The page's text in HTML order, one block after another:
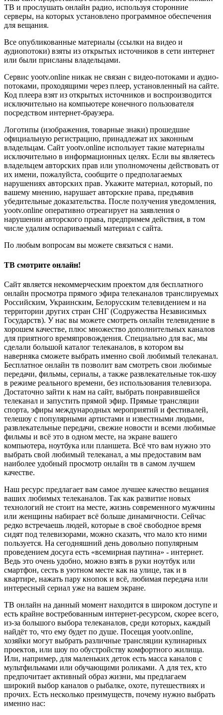
ТВ и прослушать онлайн радио, используя сторонние
серверы, на которых установлено программное обеспечения
для вещания.
Все опубликованные материалы (ссылки на видео и
аудиопотоки) взяты из открытых источников в сети интернет
или были присланы владельцами.
Сервис yootv.online никак не связан с видео-потоками и аудио-
потоками, проходящими через плеер, установленный на сайте.
Код плеера взят из открытых источников и воспроизводится
исключительно на компьютере конечного пользователя
посредством интернет-браузера.
Логотипы (изображения, товарные знаки) прошедшие
официальную регистрацию, принадлежат их законным
владельцам. Сайт yootv.online использует такие материалы
исключительно в информационных целях. Если вы являетесь
владельцем авторских прав или уполномочены действовать от
их имени, пожалуйста, сообщите о предполагаемых
нарушениях авторских прав. Укажите материал, который, по
вашему мнению, нарушает авторские права, предъявив
убедительные доказательства. После получения уведомления,
yootv.online оперативно отреагирует на заявления о
нарушении авторского права, предпримем действия, в том
числе удалим оспариваемый материал с сайта.
По любым вопросам вы можете связаться с нами.
ТВ смотрите онлайн!
Сайт является некоммерческим проектом для бесплатного
онлайн просмотра прямого эфира телеканалов транслируемых
Российским, Украинским, Белорусским телевидением и на
территории других стран СНГ (Содружества Независимых
Государств). У нас вы можете смотреть онлайн телевидение в
хорошем качестве, плюс множество дополнительных каналов
для приятного времяпровождения. Специально для вас, мы
сделали большой каталог телеканалов, в котором вы
наверняка сможете выбрать именно свой любимый телеканал.
Бесплатное онлайн тв позволит вам смотреть свои любимые
передачи, фильмы, сериалы, а также развлекательные ток-шоу
в режиме реального времени, без использования телевизора.
Достаточно зайти к нам на сайт, выбрать понравившейся
телеканал и запустить прямой эфир. Прямые трансляции
спорта, эфиры международных мероприятий и фестивалей,
телешоу с популярными артистами и известными людьми,
развлекательные передачи, свежие новости и всеми любимые
фильмы и всё это в одном месте, на экране вашего
компьютера, ноутбука или планшета. Всё что вам нужно это
выбрать свой любимый телеканал, а мы предоставим вам
наиболее удобный просмотр онлайн тв в самом лучшем
качестве.
Наш ресурс предлагает вам самое лучшее качество вещания
ваших любимых телеканалов. Так как развитие новых
технологий не стоит на месте, жизнь современного мужчины
или женщины набирает всё больше динамичности. Сейчас
редко встречаешь людей, которые в своё свободное время
сидят под телевизорами, можно сказать, что мало кто ними
пользуется. На сегодняшний день довольно популярным
проведением досуга есть «всемирная паутина» - интернет.
Ведь это очень удобно, можно взять в руки ноутбук или
смартфон, сесть в уютном месте как на улице, так и в
квартире, нажать пару кнопок и всё, любимая передача или
интересный сериал уже на вашем экране.
ТВ онлайн на данный момент находится в широком доступе и
есть крайне востребованным интернет-ресурсом, скорее всего,
из-за большого выбора телеканалов, среди которых, каждый
найдёт то, что ему будет по душе. Посещая yootv.online,
хозяйки могут выбрать различные трансляции кулинарных
проектов, или шоу по обустройству комфортного жилища.
Или, например, для маленьких деток есть масса каналов с
мультфильмами или обучающими роликами. А для тех, кто
предпочитает активный образ жизни, мы предлагаем
широкий выбор каналов о рыбалке, охоте, путешествиях и
прочих. Есть несколько преимуществ, почему нужно выбрать
именно нас: